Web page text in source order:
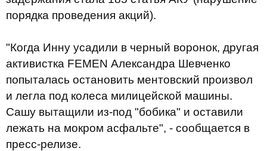
порядка проведения акций).
"Когда Инну усадили в черный воронок, другая
активистка FEMEN Александра Шевченко
попыталась остановить ментовский произвол
и легла под колеса милицейской машины.
Сашу вытащили из-под "бобика" и оставили
лежать на мокром асфальте", - сообщается в
пресс-релизе.